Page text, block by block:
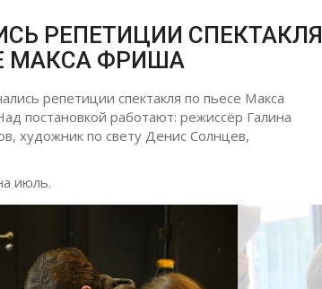
РЕПЕТИЦИИ СПЕКТАКЛЯ
МАКСА ФРИША
репетиции спектакля по пьесе Макса
постановкой работают: режиссёр Галина
художник по свету Денис Солнцев,
июль.